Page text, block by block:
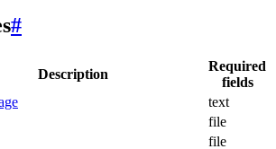
#
Description
Required
fields
text
file
file